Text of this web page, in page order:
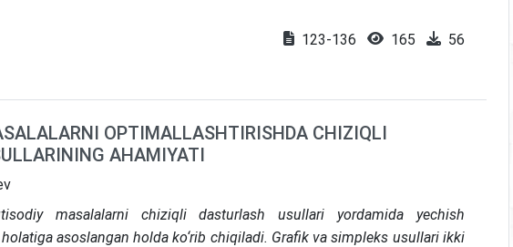
bo‘yicha kuzatilmaydigan iqtisodiyotning YaIMdagi ulushi, tarmoqlar
va rasmiy sektor bilan o‘zaro aloqalari ochib berildi. Mualliflar
siyosatni repressiv choralar bilan cheklash emas, balki rasmiy
123-136 165 56
OPTIMALLASHTIRISHDA CHIZIQLI
AHAMIYATI
masalalarni chiziqli dasturlash usullari yordamida yechish
asoslangan holda ko‘rib chiqiladi. Grafik va simpleks usullari ikki